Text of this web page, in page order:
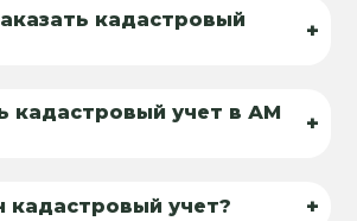
кадастровый
+
кадастровый учет в АМ
+
кадастровый учет? +